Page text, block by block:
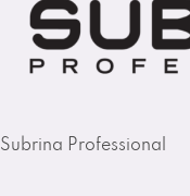
Subrina Professional